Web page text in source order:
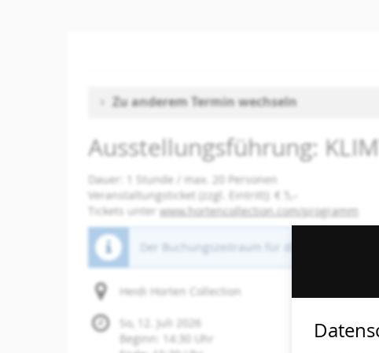
Zu anderem Termin wechseln
Ausstellungsführung:
Dauer: 1 Stunde / max. 20 Personen
Veranstaltungsticket (zzgl. Eintritt): € 5,–
Tickets unter www.hortencollection.com/programm
Der Buchungszeitraum für diese
Heidi Horten Collection
So, 12. Juli 2026
Beginn:
14:30
Uhr